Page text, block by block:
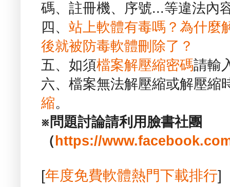
碼、註冊機、序號...等違法內
四、 站上軟體有毒嗎？為什麼
後就被防毒軟體刪除了？
五、如須檔案解壓縮密碼請輸
六、檔案無法解壓縮或解壓縮
縮。
※問題討論請利用臉書社團
（ https://
[年度免費軟體熱門下載排行]